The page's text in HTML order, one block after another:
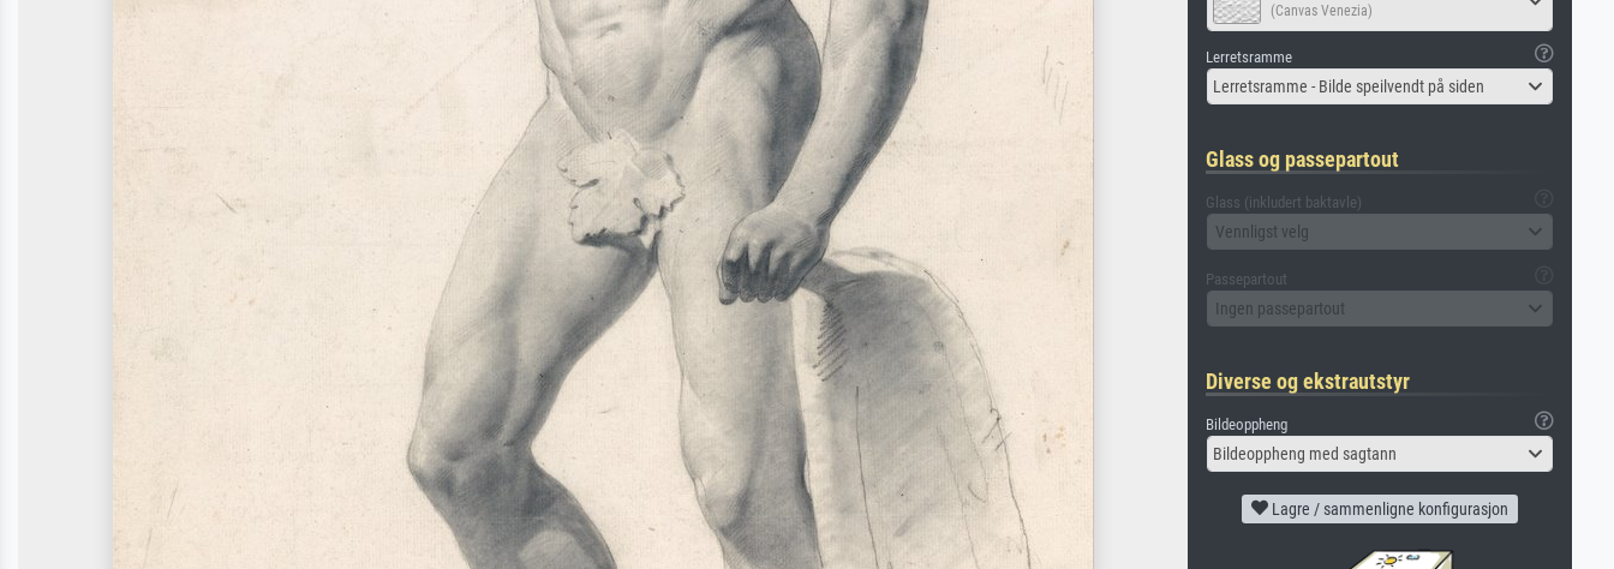
(Canvas Venezia)
Lerretsramme
Lerretsramme - Bilde speilvendt på siden
Glass og passepartout
Glass (inkludert baktavle)
Vennligst velg
Passepartout
Ingen passepartout
Diverse og ekstrautstyr
Bildeoppheng
Bildeoppheng med sagtann
Lagre / sammenligne konfigurasjon